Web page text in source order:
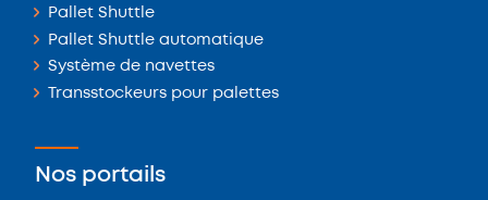
Pallet Shuttle
Pallet Shuttle automatique
Système de navettes
Transstockeurs pour palettes
Nos portails